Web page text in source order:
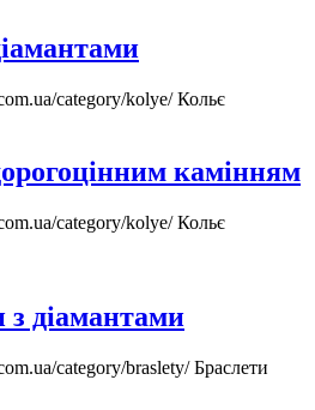
category/kolye/Кольє
камінням
category/kolye/Кольє
з діамантами
category/braslety/Браслети